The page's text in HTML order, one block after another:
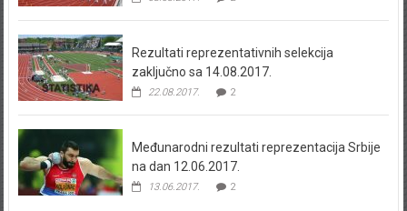
Rezultati reprezentativnih selekcija
zaključno sa 14.08.2017.
22.08.2017. 2
Međunarodni rezultati reprezentacija Srbije
na dan 12.06.2017.
13.06.2017. 2